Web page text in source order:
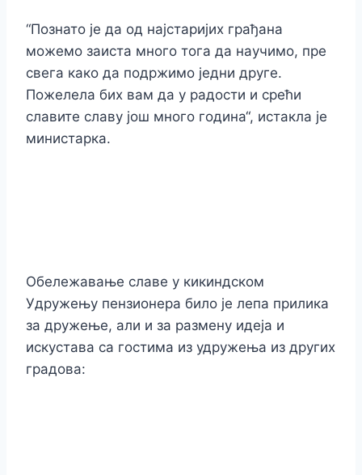
“Познато је да од најстаријих грађана
можемо заиста много тога да научимо, пре
свега како да подржимо једни друге.
Пожелела бих вам да у радости и срећи
славите славу још много година“, истакла је
министарка.
Обележавање славе у кикиндском
Удружењу пензионера било је лепа прилика
за дружење, али и за размену идеја и
искустава са гостима из удружења из других
градова: